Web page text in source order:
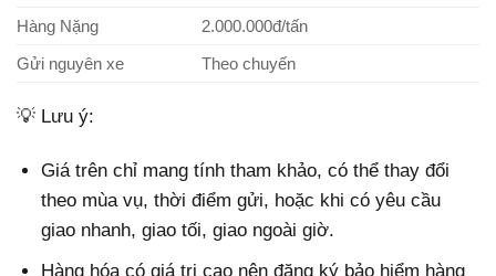
Hàng Nặng
2.000.000đ/tấn
Gửi nguyên xe
Theo chuyến
💡 Lưu ý:
Giá trên chỉ mang tính tham khảo, có thể thay đổi
theo mùa vụ, thời điểm gửi, hoặc khi có yêu cầu
giao nhanh, giao tối, giao ngoài giờ.
Hàng hóa có giá trị cao nên đăng ký bảo hiểm hàng